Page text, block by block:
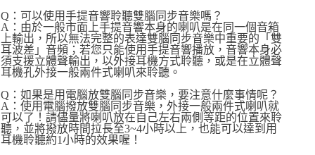
Q：可以使用手提音響聆聽雙腦同步音樂嗎？
A：由於一般市面上手提音響本身的喇叭是在同一個音箱
上輸出，所以無法完整的表達雙腦同步音樂中重要的「雙
耳波差」音頻；若您只能使用手提音響播放，音響本身必
須支援立體聲輸出，以外接耳機方式聆聽，或是在立體聲
耳機孔外接一般兩件式喇叭來聆聽。
Q：如果是用電腦放雙腦同步音樂，要注意什麼事情呢？
A：使用電腦撥放雙腦同步音樂，外接一般兩件式喇叭就
可以了！請儘量將喇叭放在自己左右兩側等距的位置來聆
聽，並將撥放時間拉長至3~4小時以上，也能可以達到用
耳機聆聽約1小時的效果喔！